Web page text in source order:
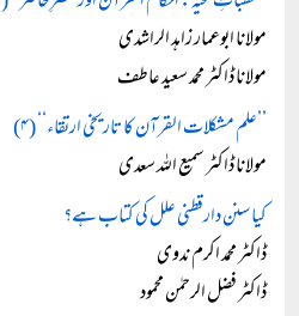
مولانا ابوعمار زاہد الراشدی
مولانا ڈاکٹر محمد سعید عاطف
’’علم مشکلات القرآن کا تاریخی ارتقاء‘‘ (۴)
مولانا ڈاکٹر سمیع اللہ سعدی
کیا سنن دارقطنی علل کی کتاب ہے؟
ڈاکٹر محمد اکرم ندوی
ڈاکٹر فضل الرحمٰن محمود